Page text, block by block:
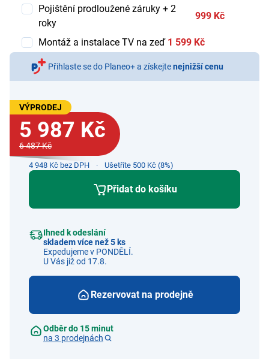
Pojištění prodloužené záruky + 2
roky
999 Kč
Montáž a instalace TV na zeď 1 599 Kč
Přihlaste se do Planeo+ a získejtenejnižší cenu
VÝPRODEJ
5 987 Kč
6 487 Kč
4 948 Kč bez DPH Ušetříte 500 Kč (8%)
Přidat do košíku
Ihned k odeslání
skladem více než 5 ks
Expedujeme v PONDĚLÍ.
U Vás již od 17.8.
Rezervovat na prodejně
Odběr do 15 minut
na 3 prodejnách